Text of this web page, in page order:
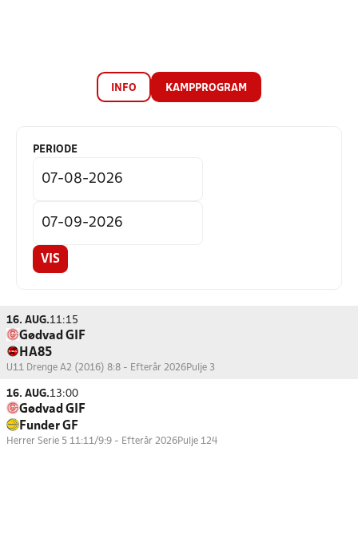
INFO KAMPPROGRAM
PERIODE
VIS
16. AUG.11:15
Gødvad GIF
HA85
U11 Drenge A2 (2016) 8:8 - Efterår 2026Pulje 3
16. AUG.13:00
Gødvad GIF
Funder GF
Herrer Serie 5 11:11/9:9 - Efterår 2026Pulje 124